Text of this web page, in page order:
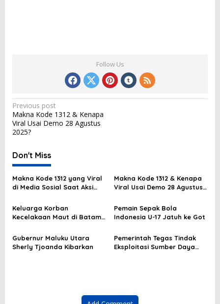
Follow Us
P
o
s
t
n
a
v
i
g
t
Previous post
Makna Kode 1312 & Kenapa
Viral Usai Demo 28 Agustus
2025?
Don't Miss
Makna Kode 1312 yang Viral
di Media Sosial Saat Aksi
Makna Kode 1312 & Kenapa
Viral Usai Demo 28 Agustus
Keluarga Korban
Kecelakaan Maut di Batam
Pemain Sepak Bola
Indonesia U-17 Jatuh ke Got
Gubernur Maluku Utara
Sherly Tjoanda Kibarkan
Pemerintah Tegas Tindak
Eksploitasi Sumber Daya